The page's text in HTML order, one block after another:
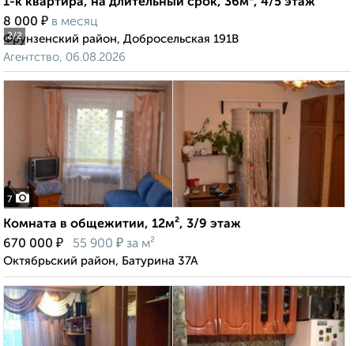
2/2
1-к квартира, на длительный срок, 36м², 4/5 этаж
8 000 ₽ в месяц
Фрунзенский район, Добросельская 191В
Агентство, 06.08.2026
7
Комната в общежитии, 12м², 3/9 этаж
670 000 ₽ 55 900 ₽ за м²
Октябрьский район, Батурина 37А